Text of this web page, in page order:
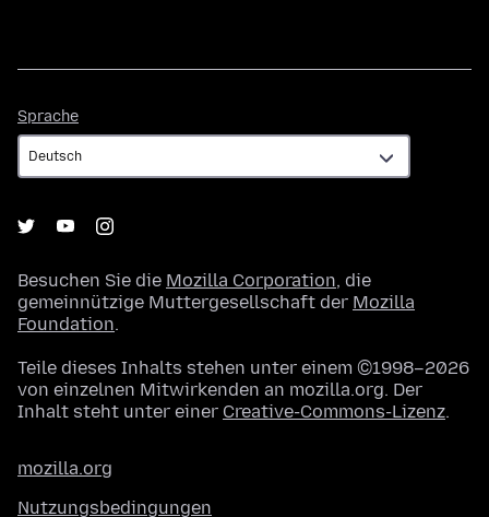
Sprache
Besuchen Sie die Mozilla Corporation, die
gemeinnützige Muttergesellschaft der Mozilla
Foundation.
Teile dieses Inhalts stehen unter einem ©1998–2026
von einzelnen Mitwirkenden an mozilla.org. Der
Inhalt steht unter einer Creative-Commons-Lizenz.
mozilla.org
Nutzungsbedingungen